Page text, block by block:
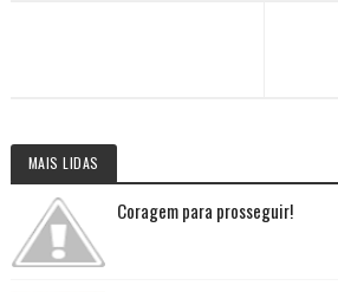
MAIS LIDAS
Coragem para prosseguir!